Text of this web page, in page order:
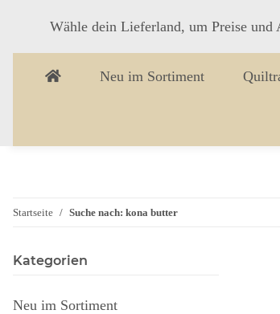
Wähle dein Lieferland, um Preise und
Neu im Sortiment
Startseite Suche nach: kona butter
Kategorien
Neu im Sortiment